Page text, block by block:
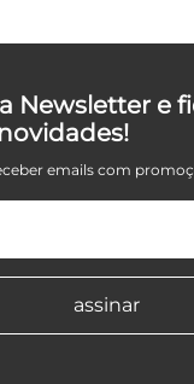
Newsletter e
emails com